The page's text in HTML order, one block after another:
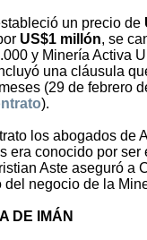
un precio de
US$1 millón, se
y Minería Activa
una cláusula
(29 de febrero
).
los abogados
era conocido por
Aste aseguró a
negocio de la
DE IMÁN